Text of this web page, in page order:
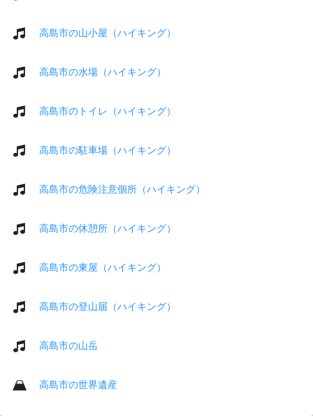
高島市の山小屋（ハイキング）
高島市の水場（ハイキング）
高島市のトイレ（ハイキング）
高島市の駐車場（ハイキング）
高島市の危険注意個所（ハイキング）
高島市の休憩所（ハイキング）
高島市の東屋（ハイキング）
高島市の登山届（ハイキング）
高島市の山岳
高島市の世界遺産